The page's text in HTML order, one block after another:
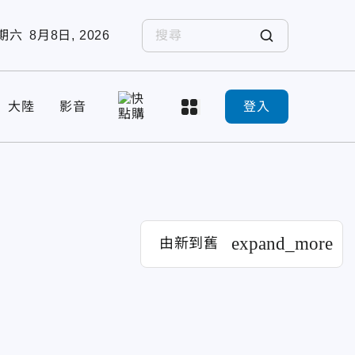
六 8月8日, 2026
大陸 影音 登入
由新到舊 expand_more